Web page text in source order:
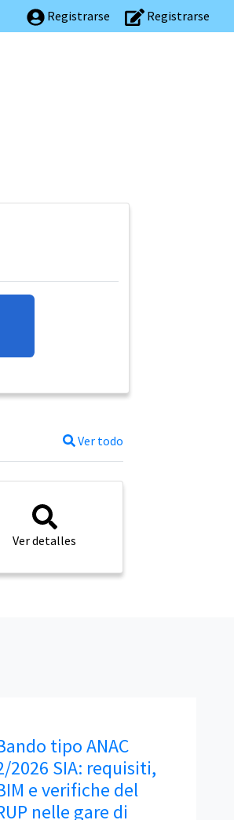
Registrarse Registrarse
Ver todo
Ver detalles
Unicità dell’Offerta:
Offerte Alternative
Sono Vietate
IN SINTESI Il Tar Lazio, Roma,